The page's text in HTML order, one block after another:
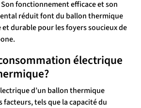
fonctionnement efficace et son
réduit font du ballon thermique
durable pour les foyers soucieux de
électrique
d’un ballon thermique
facteurs, tels que la capacité du